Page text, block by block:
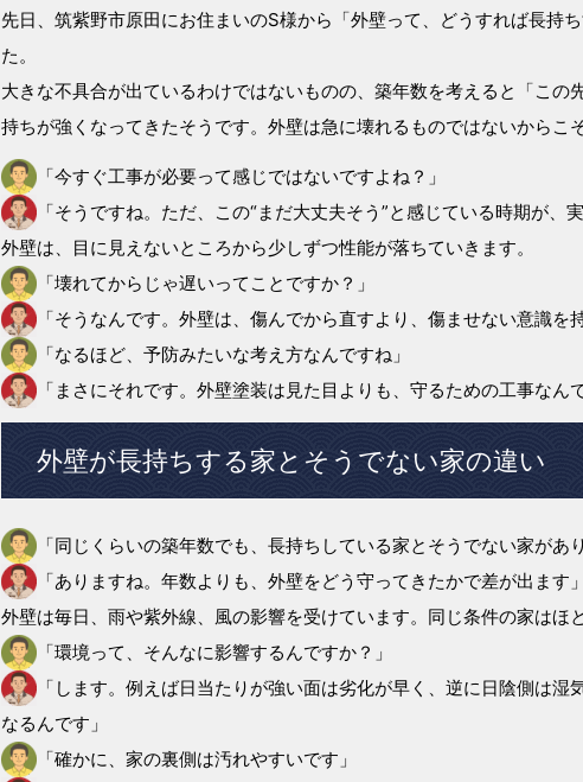
先日、筑紫野市原田にお住まいのS様から「外壁って、どうすれば長持
た。
大きな不具合が出ているわけではないものの、築年数を考えると「こ
持ちが強くなってきたそうです。外壁は急に壊れるものではないからこ
「今すぐ工事が必要って感じではないですよね？」
「そうですね。ただ、この“まだ大丈夫そう”と感じている時期が、
外壁は、目に見えないところから少しずつ性能が落ちていきます。
「壊れてからじゃ遅いってことですか？」
「そうなんです。外壁は、傷んでから直すより、傷ませない意識を
「なるほど、予防みたいな考え方なんですね」
「まさにそれです。外壁塗装は見た目よりも、守るための工事なん
外壁が長持ちする家とそうでない家の違い
「同じくらいの築年数でも、長持ちしている家とそうでない家があ
「ありますね。年数よりも、外壁をどう守ってきたかで差が出ます」
外壁は毎日、雨や紫外線、風の影響を受けています。同じ条件の家はほ
「環境って、そんなに影響するんですか？」
「します。例えば日当たりが強い面は劣化が早く、逆に日陰側は
なるんです」
「確かに、家の裏側は汚れやすいです」